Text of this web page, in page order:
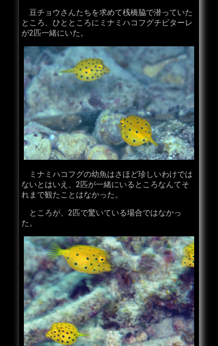
豆チョウさんたちを求めて桟橋脇で潜っていた
ところ、ひとところにミナミハコフグチビターレ
が2匹一緒にいた。
ミナミハコフグの幼魚はさほど珍しいわけでは
ないとはいえ、2匹が一緒にいるところなんてそ
れまで観たことはなかった。
ところが、2匹で驚いている場合ではなかっ
た。